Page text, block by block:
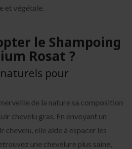
et végétale.
le Shampoing
Rosat ?
pour
de la nature sa composition
chevelu gras. En envoyant un
chevelu, elle aide à espacer les
une chevelure plus saine,